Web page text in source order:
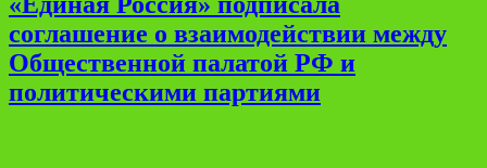
соглашение о взаимодействии между
Общественной палатой РФ и
политическими партиями